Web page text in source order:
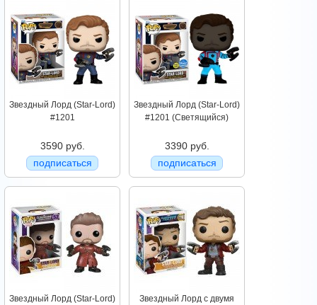
Звездный Лорд (Star-Lord)
#1201
3590 руб.
подписаться
Звездный Лорд (Star-Lord)
#1201 (Светящийся)
3390 руб.
подписаться
Звездный Лорд (Star-Lord)
Звездный Лорд с двумя